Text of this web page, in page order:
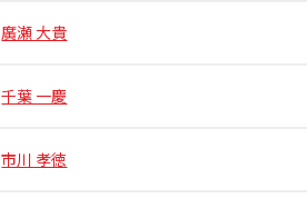
廣瀬 大貴
千葉 一慶
市川 孝徳